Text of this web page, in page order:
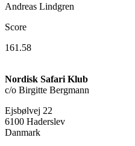
Andreas Lindgren
Score
161.58
Nordisk Safari Klub
c/o Birgitte Bergmann
Ejsbølvej 22
6100 Haderslev
Danmark